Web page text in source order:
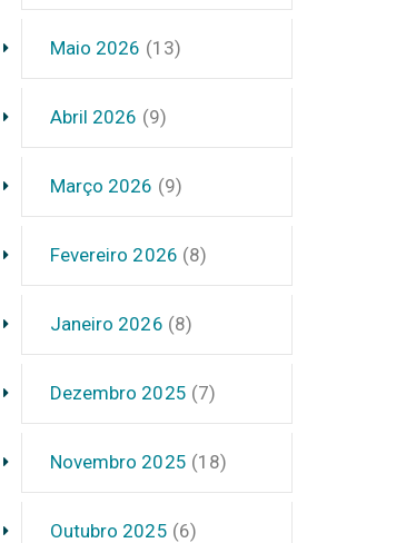
Maio 2026 (13)
Abril 2026 (9)
Março 2026 (9)
Fevereiro 2026 (8)
Janeiro 2026 (8)
Dezembro 2025 (7)
Novembro 2025 (18)
Outubro 2025 (6)